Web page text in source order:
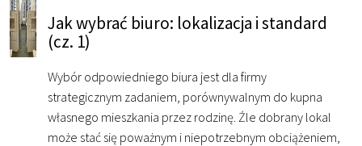
Jak wybrać biuro: lokalizacja i standard
(cz. 1)
Wybór odpowiedniego biura jest dla firmy
strategicznym zadaniem, porównywalnym do kupna
własnego mieszkania przez rodzinę. Źle dobrany lokal
może stać się poważnym i niepotrzebnym obciążeniem,